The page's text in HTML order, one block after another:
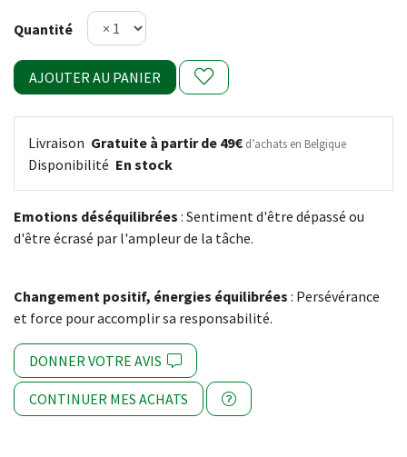
Quantité
AJOUTER AU PANIER
Livraison Gratuite à partir de 49€ d’achats en Belgique
Disponibilité En stock
Emotions déséquilibrées : Sentiment d'être dépassé ou
d'être écrasé par l'ampleur de la tâche.
Changement positif, énergies équilibrées : Persévérance
et force pour accomplir sa responsabilité.
DONNER VOTRE AVIS
CONTINUER MES ACHATS